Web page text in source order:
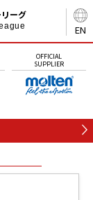
EN
ーグ
OFFICIAL
SUPPLIER